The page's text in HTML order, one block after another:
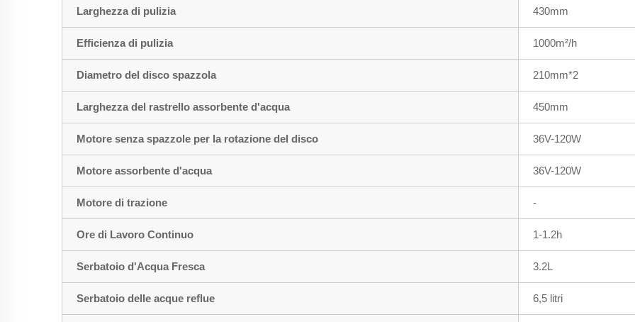
Larghezza di pulizia 430mm
Efficienza di pulizia 1000m²/h
Diametro del disco spazzola 210mm*2
Larghezza del rastrello assorbente d'acqua 450mm
Motore senza spazzole per la rotazione del disco 36V-120W
Motore assorbente d'acqua 36V-120W
Motore di trazione -
Ore di Lavoro Continuo 1-1.2h
Serbatoio d'Acqua Fresca 3.2L
Serbatoio delle acque reflue 6,5 litri